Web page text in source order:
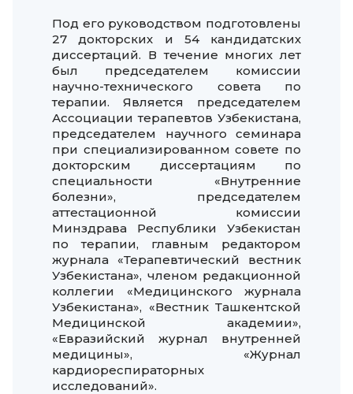
Под его руководством подготовлены
27 докторских и 54 кандидатских
диссертаций. В течение многих лет
был председателем комиссии
научно-технического совета по
терапии. Является председателем
Ассоциации терапевтов Узбекистана,
председателем научного семинара
при специализированном совете по
докторским диссертациям по
специальности «Внутренние
болезни», председателем
аттестационной комиссии
Минздрава Республики Узбекистан
по терапии, главным редактором
журнала «Терапевтический вестник
Узбекистана», членом редакционной
коллегии «Медицинского журнала
Узбекистана», «Вестник Ташкентской
Медицинской академии»,
«Евразийский журнал внутренней
медицины», «Журнал
кардиореспираторных
исследований».